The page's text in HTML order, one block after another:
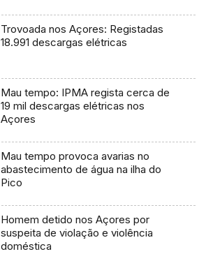
Trovoada nos Açores: Registadas
18.991 descargas elétricas
Mau tempo: IPMA regista cerca de
19 mil descargas elétricas nos
Açores
Mau tempo provoca avarias no
abastecimento de água na ilha do
Pico
Homem detido nos Açores por
suspeita de violação e violência
doméstica